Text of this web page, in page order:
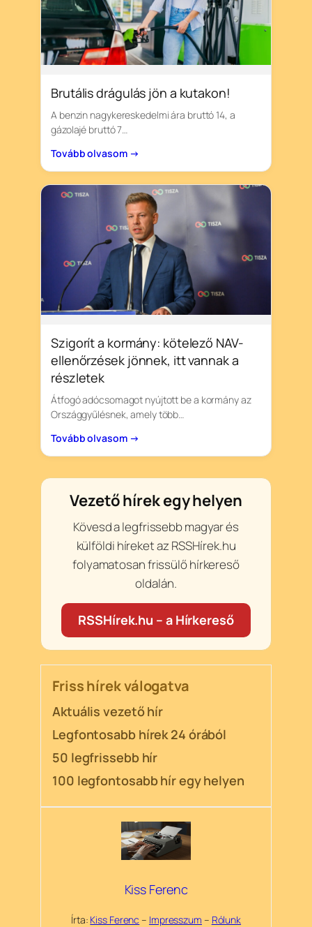
Brutális drágulás jön a kutakon!
A benzin nagykereskedelmi ára bruttó 14, a
gázolajé bruttó 7…
Tovább olvasom →
Szigorít a kormány: kötelező NAV-
ellenőrzések jönnek, itt vannak a
részletek
Átfogó adócsomagot nyújtott be a kormány az
Országgyűlésnek, amely több…
Tovább olvasom →
Vezető hírek egy helyen
Kövesd a legfrissebb magyar és
külföldi híreket az RSSHírek.hu
folyamatosan frissülő hírkereső
oldalán.
RSSHírek.hu – a Hírkereső
Friss hírek válogatva
Aktuális vezető hír
Legfontosabb hírek 24 órából
50 legfrissebb hír
100 legfontosabb hír egy helyen
Kiss Ferenc
Írta: Kiss Ferenc – Impresszum – Rólunk